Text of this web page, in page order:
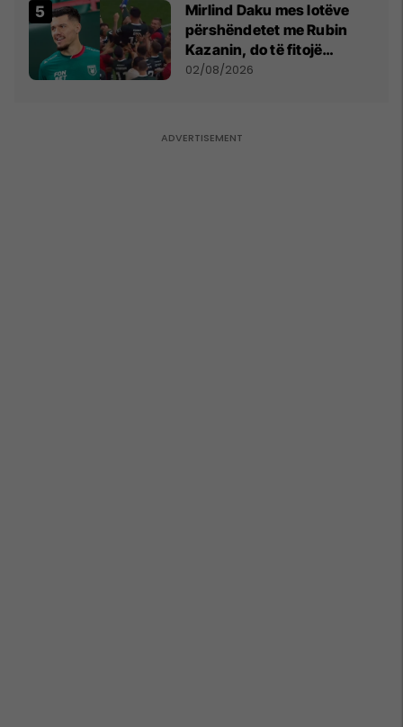
Mirlind Daku mes lotëve
përshëndetet me Rubin
Kazanin, do të fitojë
miliona te Spartak Moska
02/08/2026